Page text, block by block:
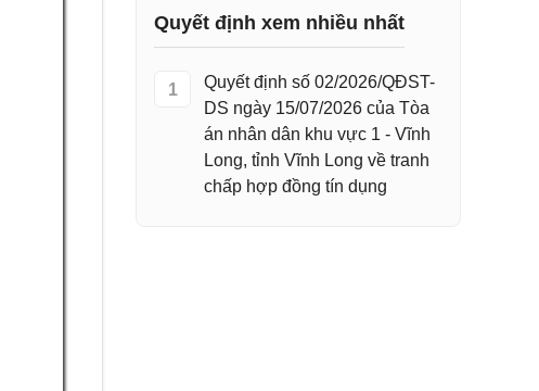
Quyết định xem nhiều nhất
1
Quyết định số 02/2026/QĐST-
DS ngày 15/07/2026 của Tòa
án nhân dân khu vực 1 - Vĩnh
Long, tỉnh Vĩnh Long về tranh
chấp hợp đồng tín dụng